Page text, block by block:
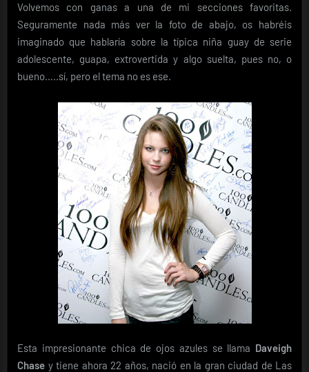
Volvemos con ganas a una de mi secciones favoritas.
Seguramente nada más ver la foto de abajo, os habréis
imaginado que hablaría sobre la típica niña guay de serie
adolescente, guapa, extrovertida y algo suelta, pues no, o
bueno…..sí, pero el tema no es ese.
Esta impresionante chica de ojos azules se llama Daveigh
Chase y tiene ahora 22 años, nació en la gran ciudad de Las